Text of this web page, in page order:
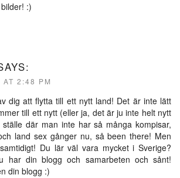
:)
2:48 PM
dig att flytta till ett nytt land! Det är inte lätt
till ett nytt (eller ja, det är ju inte helt nytt
där man inte har så många kompisar,
land sex gånger nu, så been there! Men
Du lär väl vara mycket i Sverige?
har din blogg och samarbeten och sånt!
din blogg :)